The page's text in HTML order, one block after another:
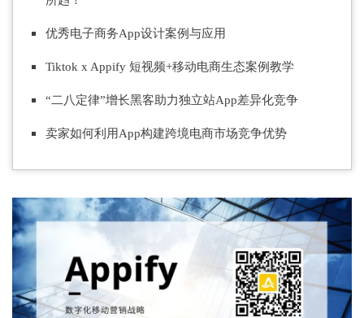
优秀电子商务App设计案例与应用
Tiktok x Appify 短视频+移动电商生态案例教学
“二八定律”增长黑客助力独立站App差异化竞争
卖家如何利用App构建跨境电商市场竞争优势